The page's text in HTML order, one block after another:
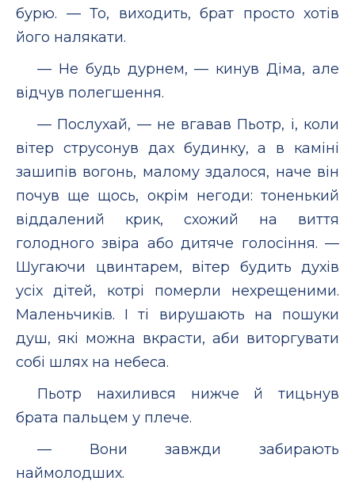
бурю. — То, виходить, брат просто хотів
його налякати.
— Не будь дурнем, — кинув Діма, але
відчув полегшення.
— Послухай, — не вгавав Пьотр, і, коли
вітер струсонув дах будинку, а в каміні
зашипів вогонь, малому здалося, наче він
почув ще щось, окрім негоди: тоненький
віддалений крик, схожий на виття
голодного звіра або дитяче голосіння. —
Шугаючи цвинтарем, вітер будить духів
усіх дітей, котрі померли нехрещеними.
Маленьчиків. І ті вирушають на пошуки
душ, які можна вкрасти, аби виторгувати
собі шлях на небеса.
Пьотр нахилився нижче й тицьнув
брата пальцем у плече.
— Вони завжди забирають
наймолодших.